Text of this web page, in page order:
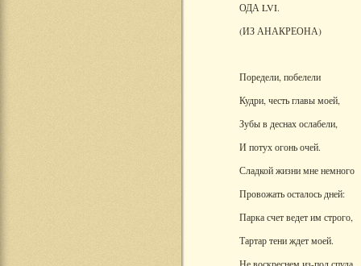
ОДА LVI.
(ИЗ АНАКРЕОНА)
Поредели, побелели
Кудри, честь главы моей,
Зубы в деснах ослабели,
И потух огонь очей.
Сладкой жизни мне немного
Провожать осталось дней:
Парка счет ведет им строго,
Тартар тени ждет моей.